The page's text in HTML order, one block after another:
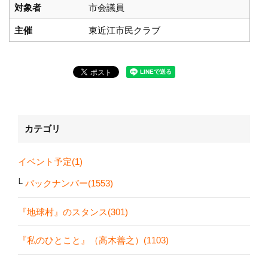
対象者 市会議員
主催 東近江市民クラブ
カテゴリ
イベント予定(1)
バックナンバー(1553)
『地球村』のスタンス(301)
『私のひとこと』（高木善之）(1103)